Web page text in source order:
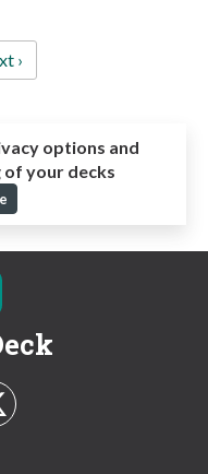
›
options and
of your decks